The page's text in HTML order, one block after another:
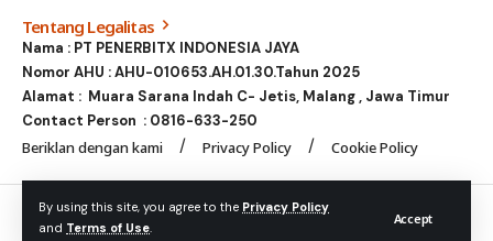
By using this site, you agree to the Privacy Policy
and Terms of Use.
Accept
Tentang Legalitas
Nama : PT PENERBITX INDONESIA JAYA
Nomor AHU : AHU-010653.AH.01.30.Tahun 2025
Alamat : Muara Sarana Indah C- Jetis, Malang , Jawa Timur
Contact Person : 0816-633-250
Beriklan dengan kami Privacy Policy Cookie Policy
© Foxiz News Network. Ruby Design Company. All Rights